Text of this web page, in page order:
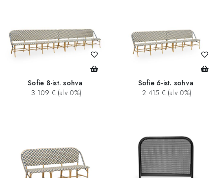
Sofie 8-ist. sohva
3 109 € (alv 0%)
Sofie 6-ist. sohva
2 415 € (alv 0%)